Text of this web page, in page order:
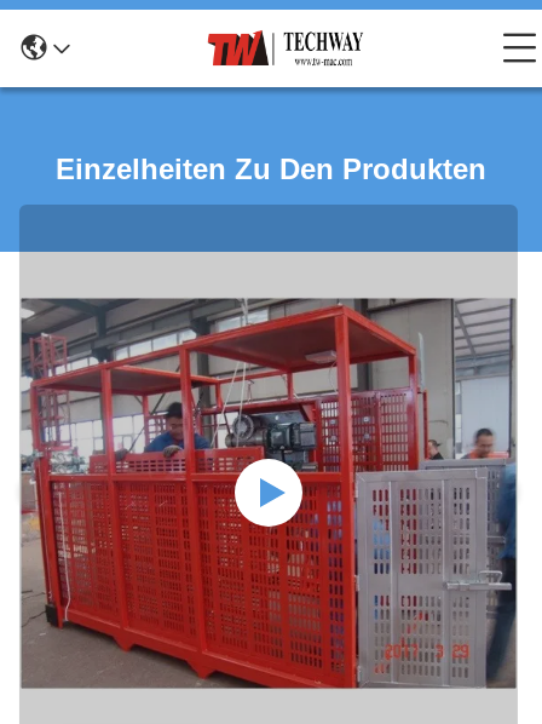
Einzelheiten Zu Den Produkten